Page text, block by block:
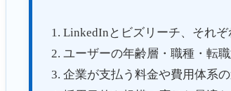
LinkedInとビズリーチ、それ
ユーザーの年齢層・職種・転
企業が支払う料金や費用体系